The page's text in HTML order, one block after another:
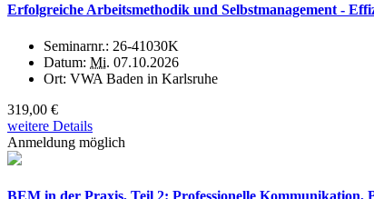
Erfolgreiche Arbeitsmethodik und Selbstmanagement -
Seminarnr.: 26-41030K
Datum: Mi. 07.10.2026
Ort: VWA Baden in Karlsruhe
319,00 €
weitere Details
Anmeldung möglich
BEM in der Praxis, Teil 2: Professionelle Kommunikation,